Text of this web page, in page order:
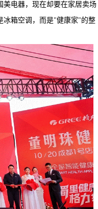
美电器，现在却要在家居卖场
冰箱空调，而是"健康家"的整